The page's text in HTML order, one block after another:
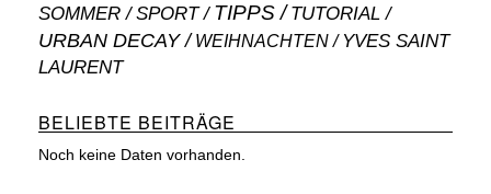
SOMMER SPORT TIPPS TUTORIAL
URBAN DECAY WEIHNACHTEN
YVES SAINT
LAURENT
BELIEBTE BEITRÄGE
Noch keine Daten vorhanden.